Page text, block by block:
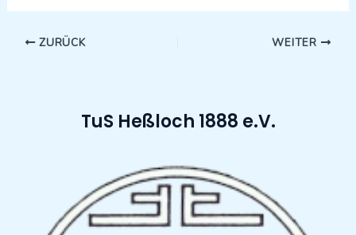
ZURÜCK WEITER
TuS Heßloch 1888 e.V.